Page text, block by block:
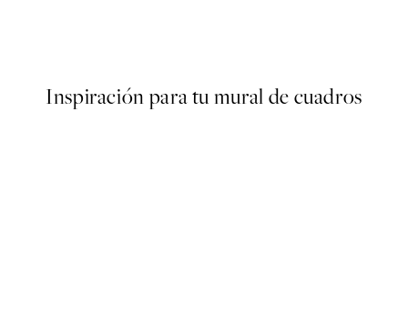
Inspiración para tu mural de cuadros